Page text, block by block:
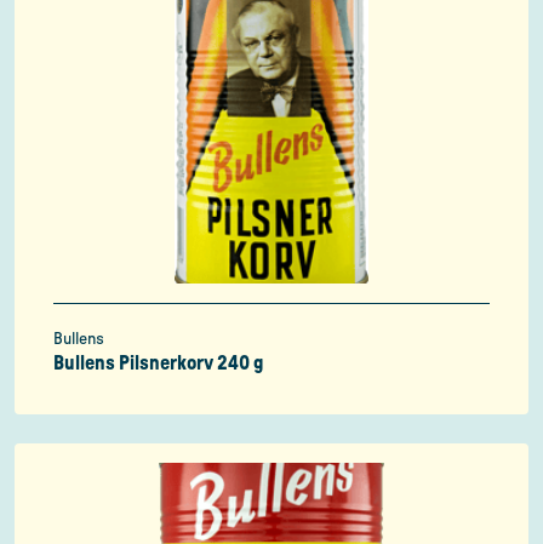
Bullens
Bullens Pilsnerkorv 240 g